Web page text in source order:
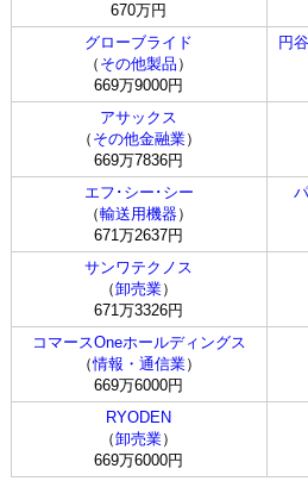
670万円
グローブライド
（ その他製品 ）
669万9000円
円
アサックス
（ その他金融業）
669万7836円
エフ･シー･シー
（輸送用機器）
671万2637円
サンワテクノス
（卸売業）
671万3326円
コマースOneホールディングス
（情報・通信業）
669万6000円
RYODEN
（卸売業）
669万6000円